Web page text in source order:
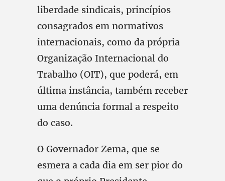
liberdade sindicais, princípios
consagrados em normativos
internacionais, como da própria
Organização Internacional do
Trabalho (OIT), que poderá, em
última instância, também receber
uma denúncia formal a respeito
do caso.
O Governador Zema, que se
esmera a cada dia em ser pior do